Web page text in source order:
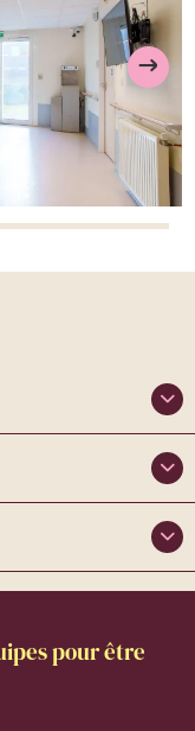
pour être